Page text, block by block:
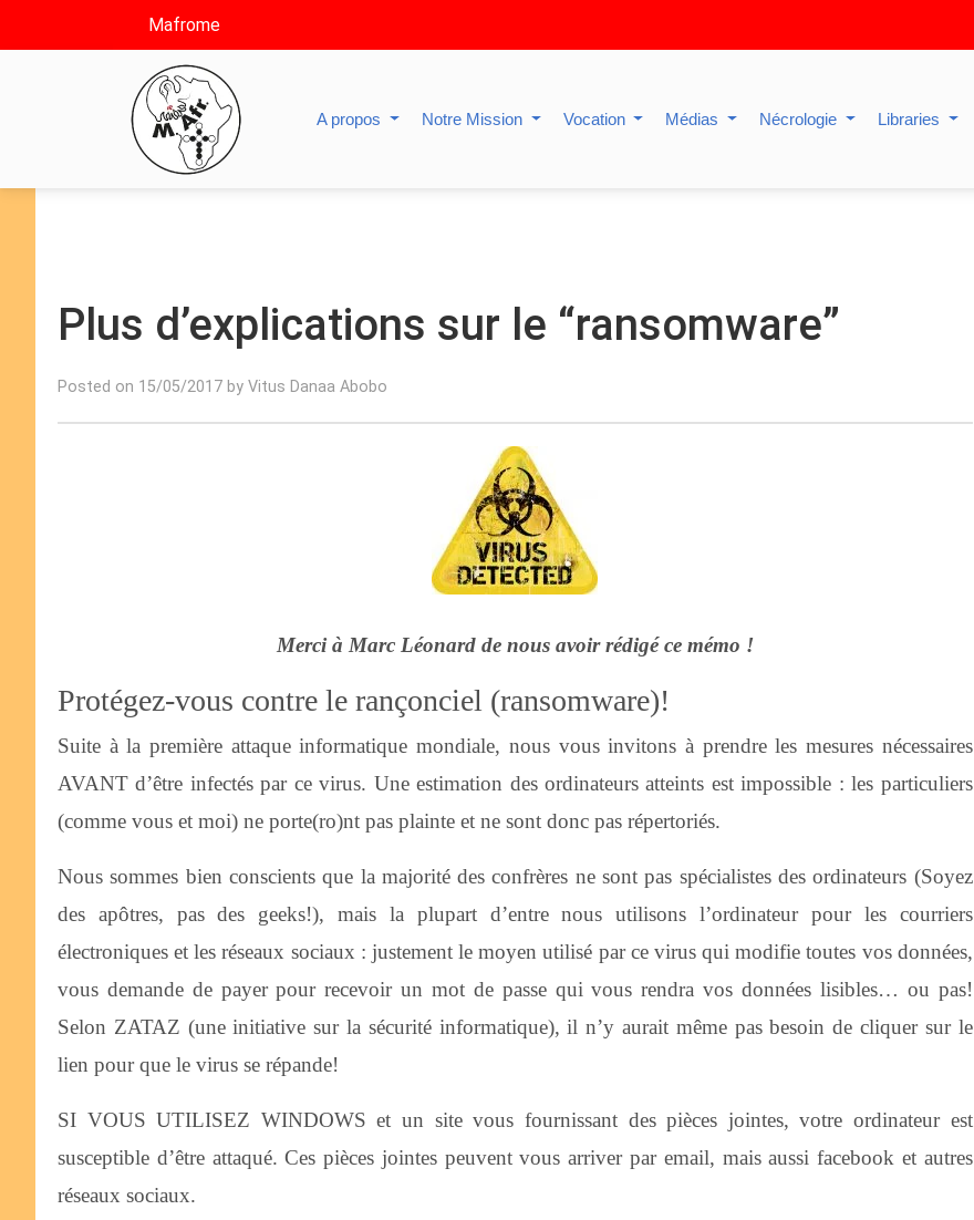
Mafrome
A propos Notre Mission Vocation Médias Nécrologie Libraries
Plus d’explications sur le “ransomware”
Posted on 15/05/2017 by Vitus Danaa Abobo
Merci à Marc Léonard de nous avoir rédigé ce mémo !
Protégez-vous contre le rançonciel (ransomware)!
Suite à la première attaque informatique mondiale, nous vous invitons à prendre les mesures nécessaires
AVANT d’être infectés par ce virus. Une estimation des ordinateurs atteints est impossible : les particuliers
(comme vous et moi) ne porte(ro)nt pas plainte et ne sont donc pas répertoriés.
Nous sommes bien conscients que la majorité des confrères ne sont pas spécialistes des ordinateurs (Soyez
des apôtres, pas des geeks!), mais la plupart d’entre nous utilisons l’ordinateur pour les courriers
électroniques et les réseaux sociaux : justement le moyen utilisé par ce virus qui modifie toutes vos données,
vous demande de payer pour recevoir un mot de passe qui vous rendra vos données lisibles… ou pas!
Selon ZATAZ (une initiative sur la sécurité informatique), il n’y aurait même pas besoin de cliquer sur le
lien pour que le virus se répande!
SI VOUS UTILISEZ WINDOWS et un site vous fournissant des pièces jointes, votre ordinateur est
susceptible d’être attaqué. Ces pièces jointes peuvent vous arriver par email, mais aussi facebook et autres
réseaux sociaux.